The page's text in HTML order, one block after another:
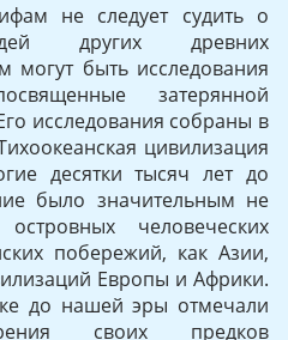
не следует судить о
других древних
могут быть исследования
затерянной
исследования собраны в
цивилизация
десятки тысяч лет до
было значительным не
человеческих
побережий, как Азии,
Европы и Африки.
до нашей эры отмечали
своих предков